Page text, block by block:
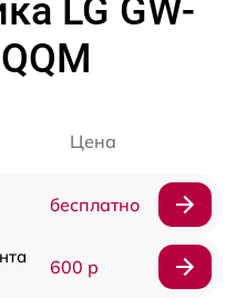
LG GW-
Цена
бесплатно
600 р